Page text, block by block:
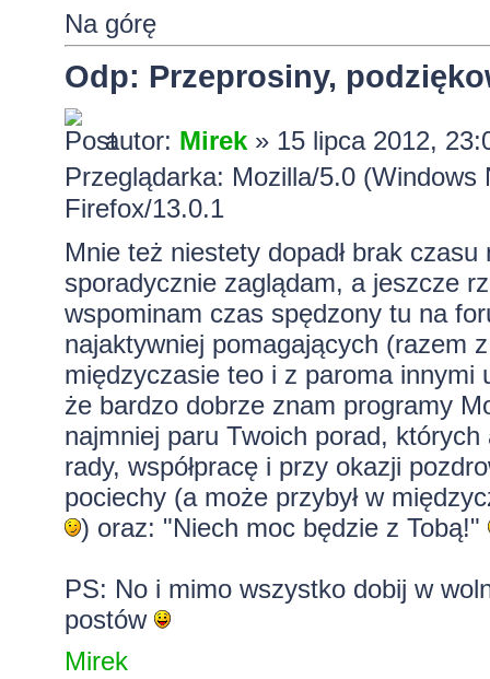
Na górę
Odp: Przeprosiny,
autor: Mirek» 15 lipca 2012,
Przeglądarka: Mozilla/5.0
Firefox/13.0.1
Mnie też niestety dopadł brak
sporadycznie zaglądam, a jeszcze
wspominam czas spędzony tu na
najaktywniej pomagających (razem
międzyczasie teo i z paroma innymi
że bardzo dobrze znam programy
najmniej paru Twoich porad,
rady, współpracę i przy okazji
pociechy (a może przybył w
) oraz: "Niech moc będzie z Tobą!"
PS: No i mimo wszystko dobij w
postów
Mirek